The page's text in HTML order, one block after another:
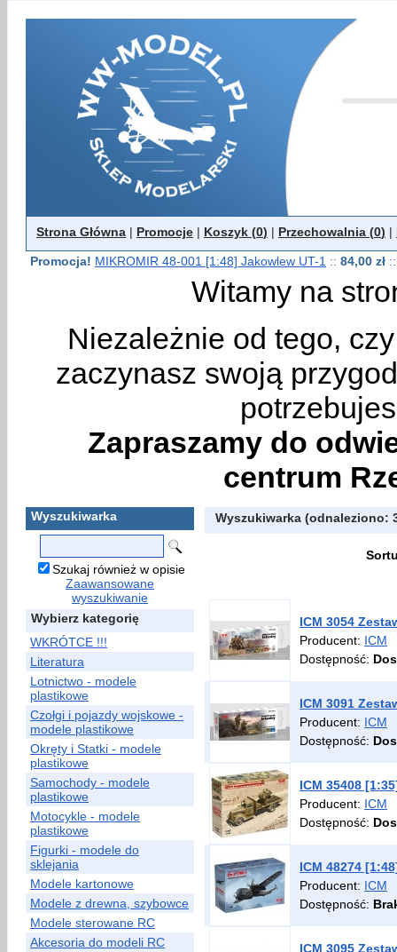
Strona Główna | Promocje | Koszyk (0) | Przechowalnia (0) |
Promocja! MIKROMIR 48-001 [1:48] Jakowlew UT-1 :: 84,00 zł
Witamy na
Niezależnie od tego,
zaczynasz swoją
Zapraszamy do
centrum
Wyszukiwarka
Szukaj również w opisie
Zaawansowane
wyszukiwanie
Wybierz kategorię
WKRÓTCE !!!
Literatura
Lotnictwo - modele
plastikowe
Czołgi i pojazdy wojskowe -
modele plastikowe
Okręty i Statki - modele
plastikowe
Samochody - modele
plastikowe
Motocykle - modele
plastikowe
Figurki - modele do
sklejania
Modele kartonowe
Modele z drewna, szybowce
Modele sterowane RC
Akcesoria do modeli RC
Wyszukiwarka (odnaleziono:
ICM 3054
Producent: ICM
Dostępność:
ICM 3091
Producent: ICM
Dostępność:
ICM 35408
Producent: ICM
Dostępność:
ICM 48274
Producent: ICM
Dostępność:
ICM 3095